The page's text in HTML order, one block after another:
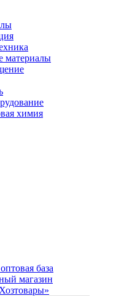
материалы
химия
база
магазин